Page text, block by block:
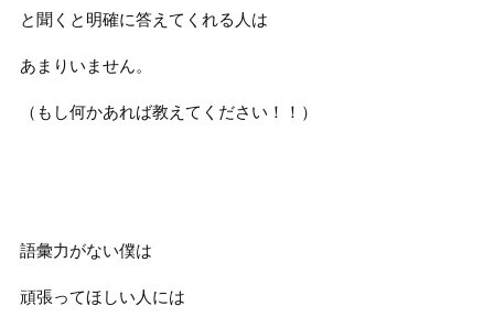
と聞くと明確に答えてくれる人は
あまりいません。
（もし何かあれば教えてください！！）
語彙力がない僕は
頑張ってほしい人には